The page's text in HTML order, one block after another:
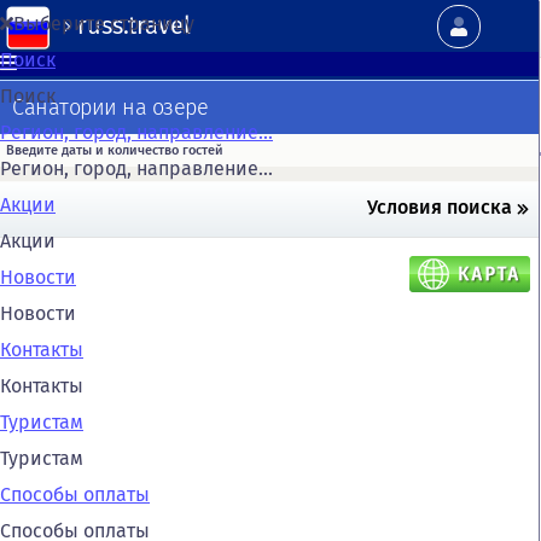
russ.travel
Выберите страницу
Поиск
Поиск
Регион, город, направление...
Регион, город, направление...
Акции
Акции
Новости
Новости
Контакты
Контакты
Туристам
Туристам
Способы оплаты
Способы оплаты
Санатории на озере
Условия поиска